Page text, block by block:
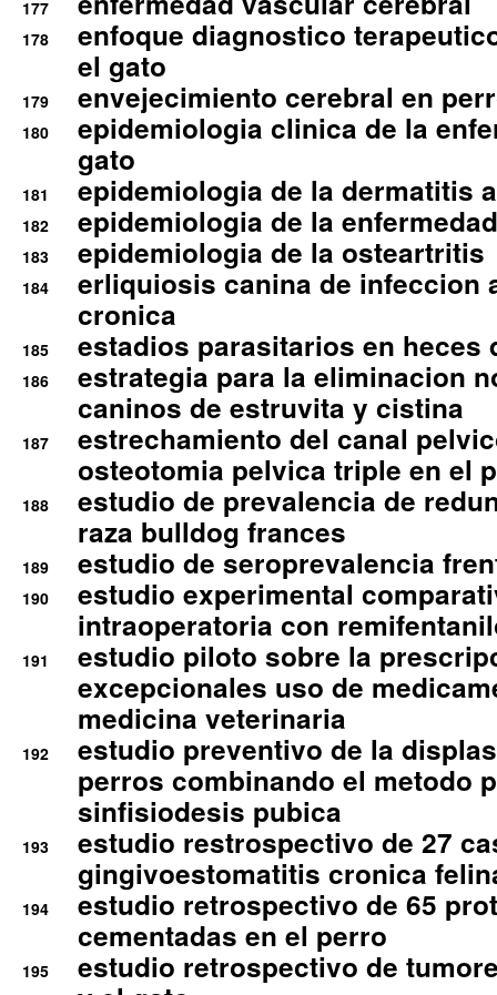
177
178
enfoque diagnostico
el gato
179 envejecimiento cerebral en
180
epidemiologia clinica de la
gato
181 epidemiologia de la dermatitis
182 epidemiologia de la
183 epidemiologia de la osteartritis
184
erliquiosis canina de infeccion
cronica
185 estadios parasitarios en heces
186
estrategia para la eliminacion
caninos de estruvita y cistina
187
estrechamiento del canal
osteotomia pelvica triple en el
188
estudio de prevalencia de
raza bulldog frances
189 estudio de seroprevalencia
190
estudio experimental
intraoperatoria con
191
estudio piloto sobre la
excepcionales uso de
medicina veterinaria
192
estudio preventivo de la
perros combinando el metodo
sinfisiodesis pubica
193
estudio restrospectivo de 27
gingivoestomatitis cronica
194
estudio retrospectivo de 65
cementadas en el perro
195
estudio retrospectivo de